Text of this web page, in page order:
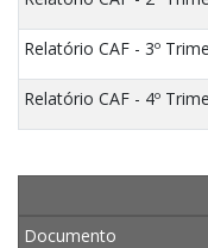
Relatório CAF - 3º
Relatório CAF - 4º
Documento